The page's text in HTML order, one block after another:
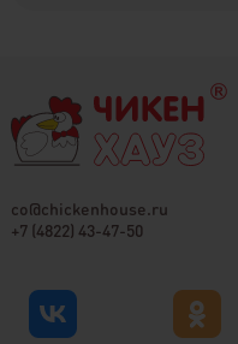
co@chickenhouse.ru
+7 (4822) 43-47-50